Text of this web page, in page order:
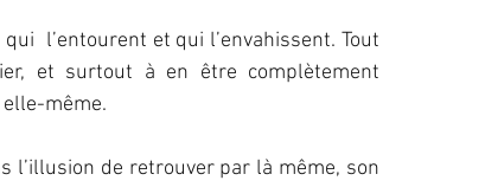
l’entourent et qui l’envahissent. Tout
et surtout à en être complètement
même.
l’illusion de retrouver par là même, son